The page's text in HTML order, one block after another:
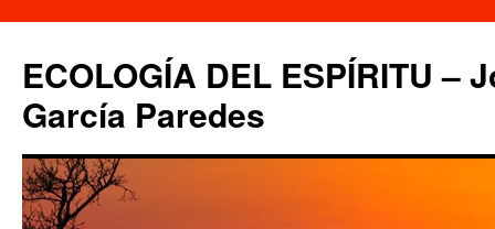
contenido
ECOLOGÍA DEL ESPÍRITU –
García Paredes